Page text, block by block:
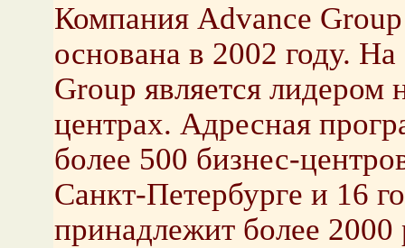
Компания Advance
основана в 2002 году.
Group является
центрах. Адресная
более 500 бизнес-
Санкт-Петербурге и 16
принадлежит более